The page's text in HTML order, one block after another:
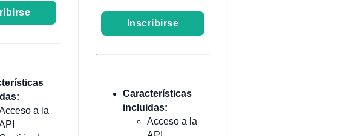
a la
Inscribirse
Características
incluidas:
Acceso a la